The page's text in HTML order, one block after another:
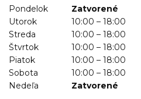
Pondelok
Zatvorené
Utorok
10:00 – 18:00
Streda
10:00 – 18:00
Štvrtok
10:00 – 18:00
Piatok
10:00 – 18:00
Sobota
10:00 – 18:00
Nedeľa
Zatvorené